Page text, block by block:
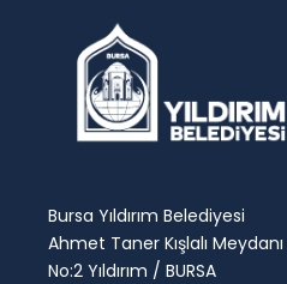
Bursa Yıldırım Belediyesi
Ahmet Taner Kışlalı Meydanı
No:2 Yıldırım / BURSA